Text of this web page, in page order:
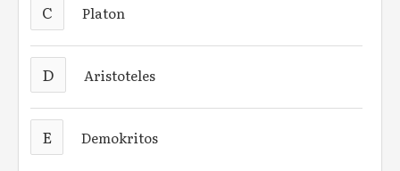
C Platon
D Aristoteles
E Demokritos